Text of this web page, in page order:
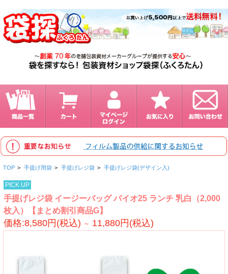
TOP > 手提げ用袋 > 手提げレジ袋 > 手提げレジ袋(デザイン入)
PICK UP
手提げレジ袋 イージーバッグ バイオ25 ランチ 乳白（2,000
枚入）【まとめ割引商品G】
価格:8,580円(税込) ～ 11,880円(税込)